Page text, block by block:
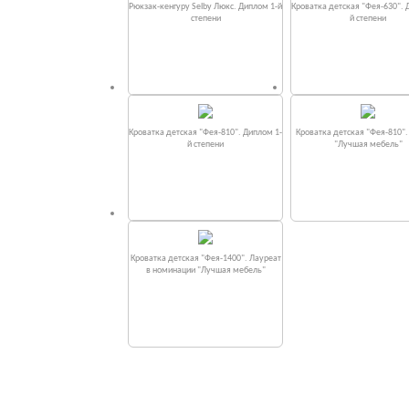
Рюкзак-кенгуру Selby Люкс. Диплом 1-й
степени
Кроватка детская "Фея-630".
й степени
Кроватка детская "Фея-810". Диплом 1-
й степени
Кроватка детская "Фея-
"Лучшая мебель"
Кроватка детская "Фея-1400". Лауреат
в номинации "Лучшая мебель"